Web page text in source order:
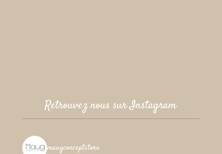
Retrouvez nous sur Instagram
maugconceptstore